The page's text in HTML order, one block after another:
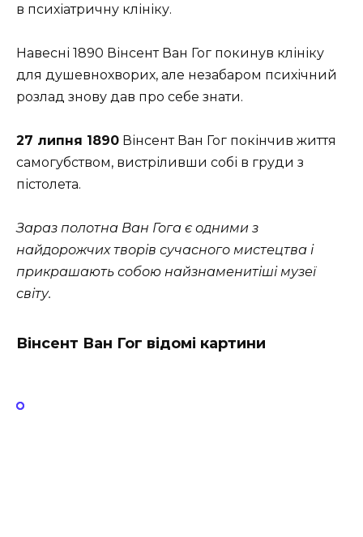
в психіатричну клініку.
Навесні 1890 Вінсент Ван Гог покинув клініку
для душевнохворих, але незабаром психічний
розлад знову дав про себе знати.
27 липня 1890 Вінсент Ван Гог покінчив життя
самогубством, вистріливши собі в груди з
пістолета.
Зараз полотна Ван Гога є одними з
найдорожчих творів сучасного мистецтва і
прикрашають собою найзнаменитіші музеї
світу.
Вінсент Ван Гог відомі картини